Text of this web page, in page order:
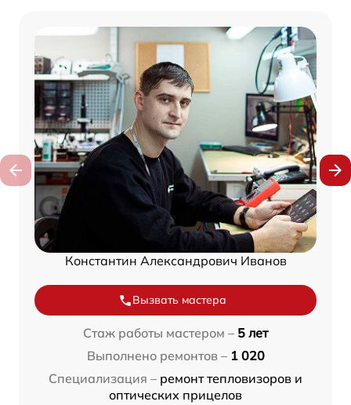
Константин Александрович Иванов
Вызвать мастера
Стаж работы мастером – 5 лет
Выполнено ремонтов – 1 020
Специализация – ремонт тепловизоров и
оптических прицелов